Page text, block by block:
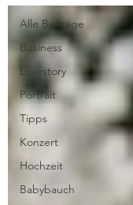
Alle Beiträge
Business
Lovestory
Portrait
Tipps
Konzert
Hochzeit
Babybauch